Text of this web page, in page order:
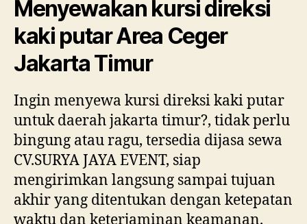
Menyewakan kursi direksi
kaki putar Area Ceger
Jakarta Timur
Ingin menyewa kursi direksi kaki putar
untuk daerah jakarta timur?, tidak perlu
bingung atau ragu, tersedia dijasa sewa
CV.SURYA JAYA EVENT, siap
mengirimkan langsung sampai tujuan
akhir yang ditentukan dengan ketepatan